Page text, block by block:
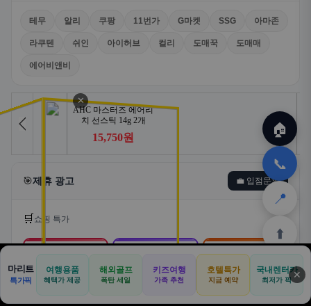
테무 알리 쿠팡 11번가 G마켓 SSG 아마존
라쿠텐 쉬인 아이허브 컬리 도매꾹 도매매
에어비앤비
🎯제휴 광고 💼 입점문의
🛒 쇼핑 특가
🛒
쿠팡
로켓배송·특가
📦
알리익스프레스
🎁
테무
초저가·무료배송
🏠
✈️
공항
⛳
📋
🛒
쿠팡
🎁
테무
🏠
📞
📍
⬆️
🏠 📝
견적
🚐
기사등록
🛒
아마존
✕
마리트
특가픽
여행용품
혜택가 제공
해외골프
폭탄 세일
키즈여행
가족 추천
호텔특가
지금 예약
국내렌터카
최저가 픽 ✕